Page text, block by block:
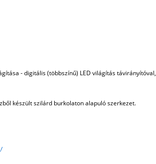
- digitális (többszínű) LED világítás távirányítóval,
készült szilárd burkolaton alapuló szerkezet.